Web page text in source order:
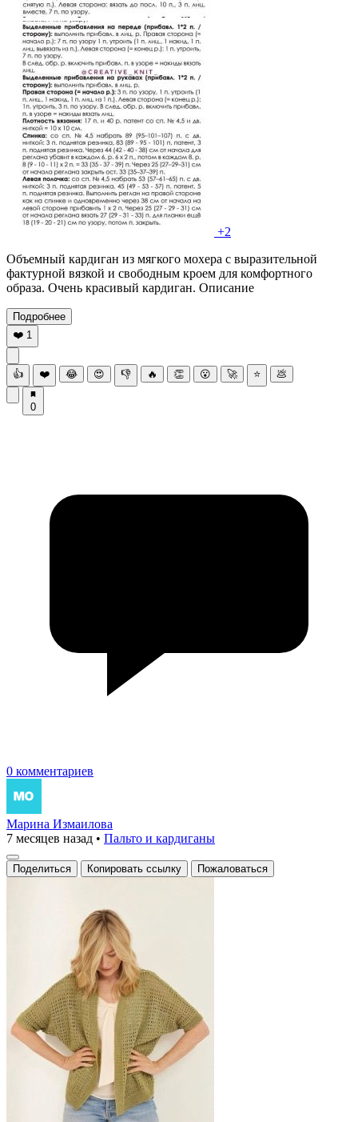
+2
Объемный кардиган из мягкого мохера с выразительной
фактурной вязкой и свободным кроем для комфортного
образа. Очень красивый кардиган. Описание
Подробнее
❤️ 1
👍 ❤️ 😂 😍 👎 🔥 👏 😮 🚀 ⭐ 💩
0
0 комментариев
Марина Измаилова
7 месяцев назад • Пальто и кардиганы
Поделиться Копировать ссылку Пожаловаться